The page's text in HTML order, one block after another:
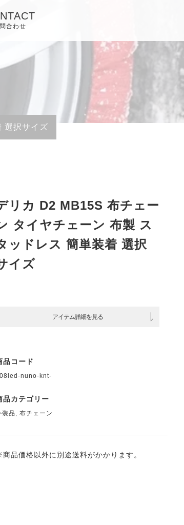
合わせ
選択サイズ
リカ D2 MB15S 布チェー
タイヤチェーン 布製 ス
ッドレス 簡単装着 選択
イズ
アイテム詳細を見る
品コード
nuno-knt-
品カテゴリー
装品 , 布チェーン
品価格以外に別途送料がかかります。